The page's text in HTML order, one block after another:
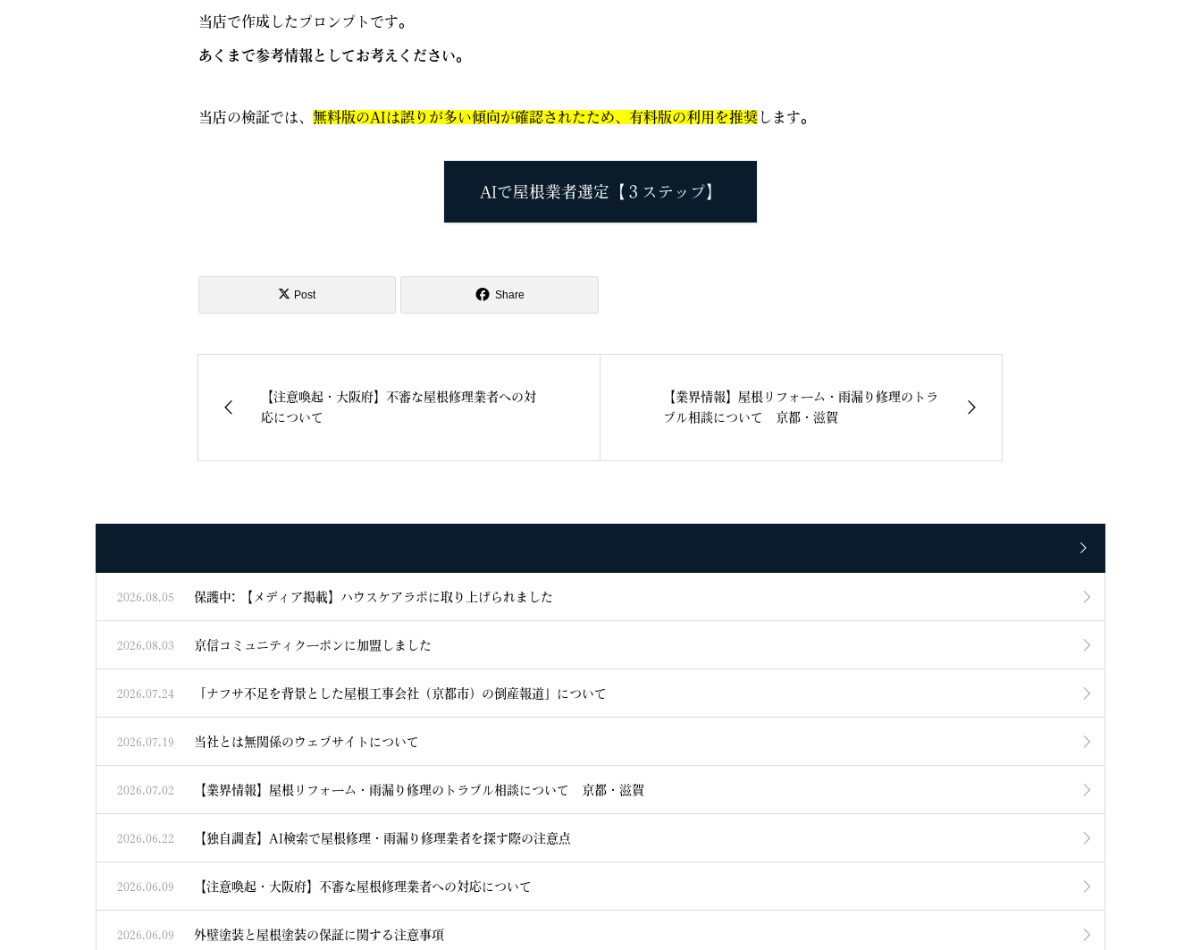
当店で作成したプロンプトです。
あくまで参考情報としてお考えください。
当店の検証では、 無料版のAIは誤りが多い傾向が確認されたため、有料版の利用を推奨 します。
AIで屋根業者選定【３ステップ】
Post Share
【注意喚起・大阪府】不審な屋根修理業者への対
応について
【業界情報】屋根リフォーム・雨漏り修理のトラ
ブル相談について 京都・滋賀
2026.08.05 保護中: 【メディア掲載】ハウスケアラボに取り上げられました
2026.08.03 京信コミュニティクーポンに加盟しました
2026.07.24 「ナフサ不足を背景とした屋根工事会社（京都市）の倒産報道」について
2026.07.19 当社とは無関係のウェブサイトについて
2026.07.02 【業界情報】屋根リフォーム・雨漏り修理のトラブル相談について 京都・滋賀
2026.06.22 【独自調査】AI検索で屋根修理・雨漏り修理業者を探す際の注意点
2026.06.09 【注意喚起・大阪府】不審な屋根修理業者への対応について
2026.06.09 外壁塗装と屋根塗装の保証に関する注意事項